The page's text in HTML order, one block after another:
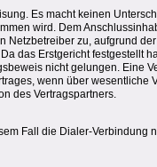
Es macht keinen
wird. Dem
Netzbetreiber zu, aufgrund
das Erstgericht festgestellt
nicht gelungen. Eine
wenn über
des Vertragspartners.
Fall die Dialer-Verbindung